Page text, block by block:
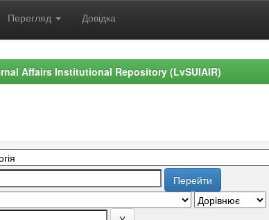
Перегляд Довідка
Affairs Institutional Repository (LvSUIAIR)